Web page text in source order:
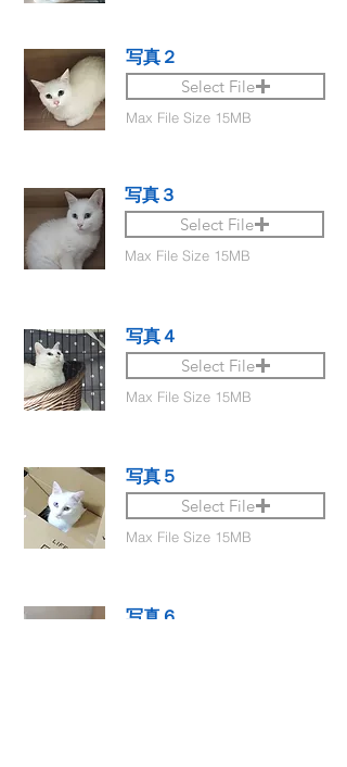
写真２
Select File
Max File Size 15MB
写真３
Select File
Max File Size 15MB
写真４
Select File
Max File Size 15MB
写真５
Select File
Max File Size 15MB
写真６